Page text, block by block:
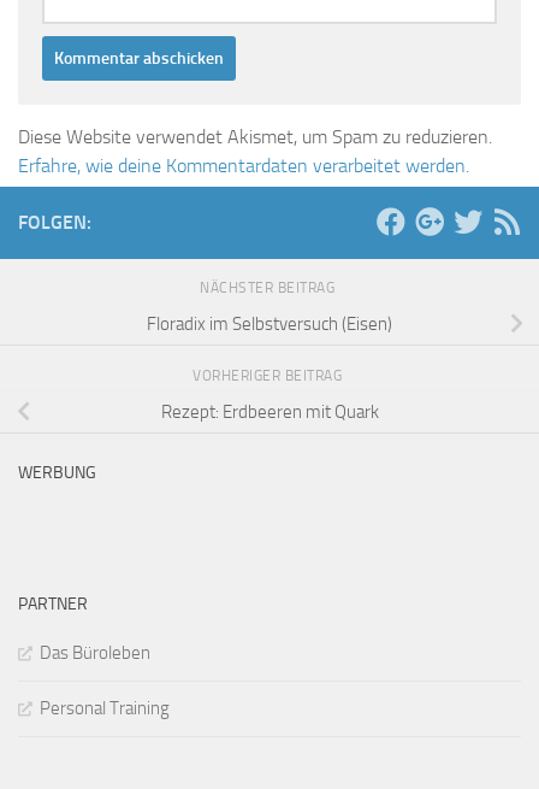
Diese Website verwendet Akismet, um Spam zu reduzieren.
Erfahre, wie deine Kommentardaten verarbeitet werden.
FOLGEN:
NÄCHSTER BEITRAG
Floradix im Selbstversuch (Eisen)
VORHERIGER BEITRAG
Rezept: Erdbeeren mit Quark
WERBUNG
PARTNER
Das Büroleben
Personal Training